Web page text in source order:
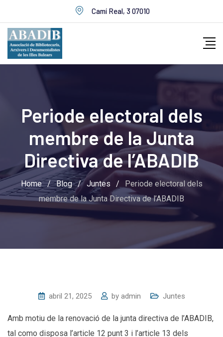
to
content
Camí Real, 3 07010
Periode electoral dels
membre de la Junta
Directiva de l’ABADIB
Home / Blog / Juntes /
Periode electoral dels
membre de la Junta Directiva de l’ABADIB
abril 21, 2025 by admin Juntes
Amb motiu de la renovació de la junta directiva de l’ABADIB,
tal como disposa l’article 12 punt 3 i l’article 13 dels